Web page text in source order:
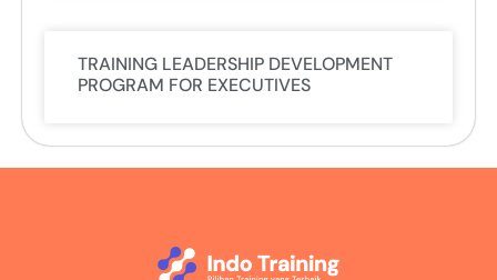
TRAINING LEADERSHIP DEVELOPMENT
PROGRAM FOR EXECUTIVES